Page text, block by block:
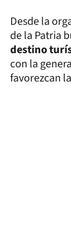
Desde la
de la Patria
destino
con la
favorezcan